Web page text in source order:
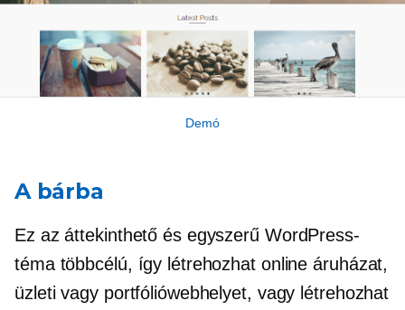
Demó
A bárba
Ez az áttekinthető és egyszerű WordPress-
téma többcélú, így létrehozhat online áruházat,
üzleti vagy portfóliówebhelyet, vagy létrehozhat